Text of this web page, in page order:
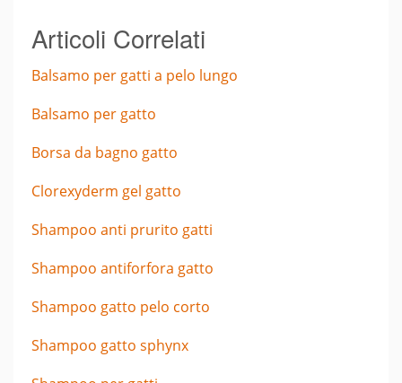
Articoli Correlati
Balsamo per gatti a pelo lungo
Balsamo per gatto
Borsa da bagno gatto
Clorexyderm gel gatto
Shampoo anti prurito gatti
Shampoo antiforfora gatto
Shampoo gatto pelo corto
Shampoo gatto sphynx